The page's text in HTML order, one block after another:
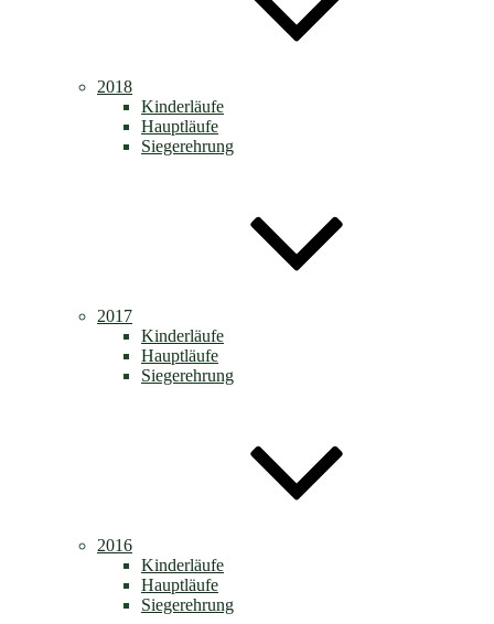
2018
Kinderläufe
Hauptläufe
Siegerehrung
2017
Kinderläufe
Hauptläufe
Siegerehrung
2016
Kinderläufe
Hauptläufe
Siegerehrung